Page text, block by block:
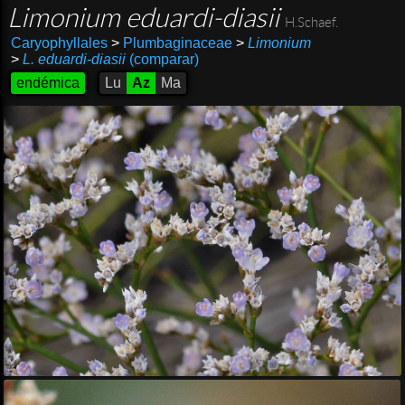
Limonium eduardi-diasii H.Schaef.
Caryophyllales >Plumbaginaceae > Limonium
> L. eduardi-diasii(comparar)
endémica
Lu Az Ma